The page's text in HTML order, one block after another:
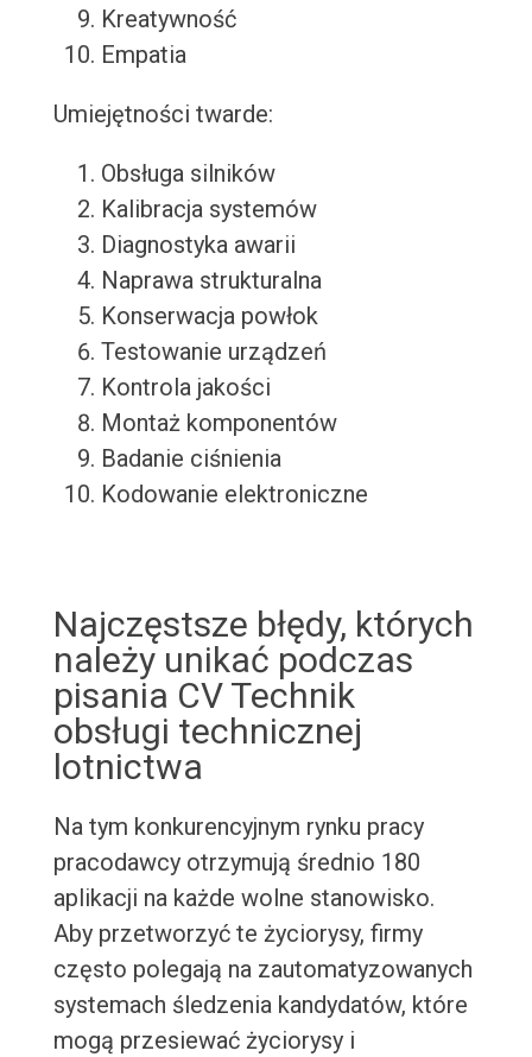
Kreatywność
Empatia
Umiejętności twarde:
Obsługa silników
Kalibracja systemów
Diagnostyka awarii
Naprawa strukturalna
Konserwacja powłok
Testowanie urządzeń
Kontrola jakości
Montaż komponentów
Badanie ciśnienia
Kodowanie elektroniczne
Najczęstsze błędy, których
należy unikać podczas
pisania CV Technik
obsługi technicznej
lotnictwa
Na tym konkurencyjnym rynku pracy
pracodawcy otrzymują średnio 180
aplikacji na każde wolne stanowisko.
Aby przetworzyć te życiorysy, firmy
często polegają na zautomatyzowanych
systemach śledzenia kandydatów, które
mogą przesiewać życiorysy i